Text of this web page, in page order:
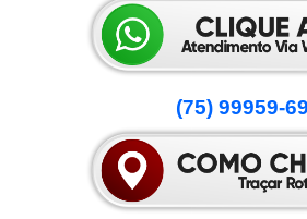
(75) 99959-